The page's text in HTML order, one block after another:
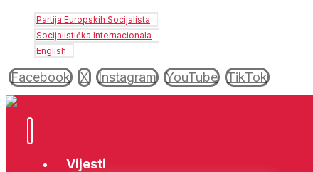
Partija Europskih Socijalista
Socijalistička Internacionala
English
Facebook X Instagram YouTube TikTok
Vijesti